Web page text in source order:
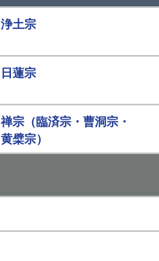
浄土宗
日蓮宗
禅宗（臨済宗・曹洞宗・
黄檗宗）